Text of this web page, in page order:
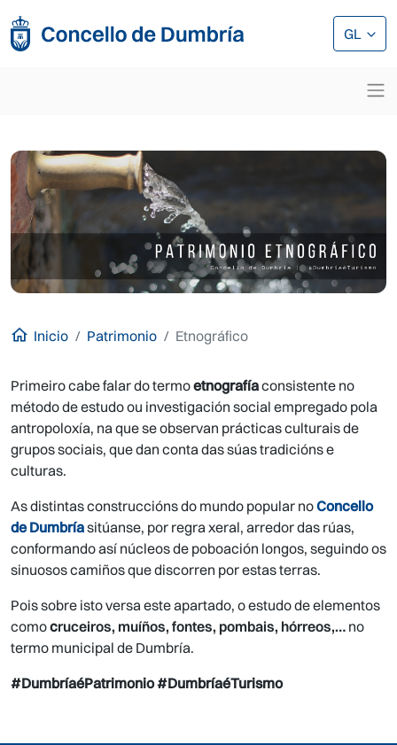
GL
Inicio Patrimonio Etnográfico
Primeiro cabe falar do termoetnografíaconsistente no
método de estudo ou investigación social empregado pola
antropoloxía, na que se observan prácticas culturais de
grupos sociais, que dan conta das súas tradicións e
culturas.
As distintas construccións do mundo popular noConcello
de Dumbríasitúanse, por regra xeral, arredor das rúas,
conformando así núcleos de poboación longos, seguindo os
sinuosos camiños que discorren por estas terras.
Pois sobre isto versa este apartado, o estudo de elementos
comocruceiros, muíños, fontes, pombais, hórreos,… no
termo municipal de Dumbría.
#DumbríaéPatrimonio #DumbríaéTurismo